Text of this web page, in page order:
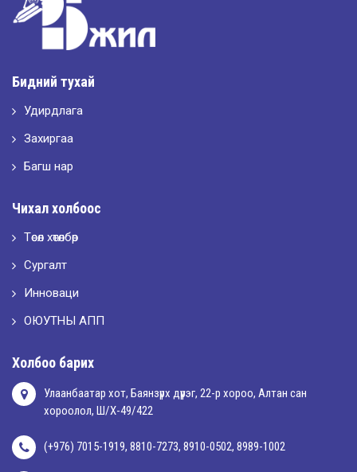
“ХҮСЛЭН 2026” хувцас загварын улсын уралдаан,
Бидний тухай
Удирдлага
Захиргаа
Багш нар
Чихал холбоос
Төсөл хөтөлбөр
Сургалт
Инноваци
ОЮУТНЫ АПП
Холбоо барих
Улаанбаатар хот, Баянзүрх дүүрэг, 22-р хороо, Алтан сан
хороолол, Ш/Х-49/422
(+976) 7015-1919, 8810-7273, 8910-0502, 8989-1002